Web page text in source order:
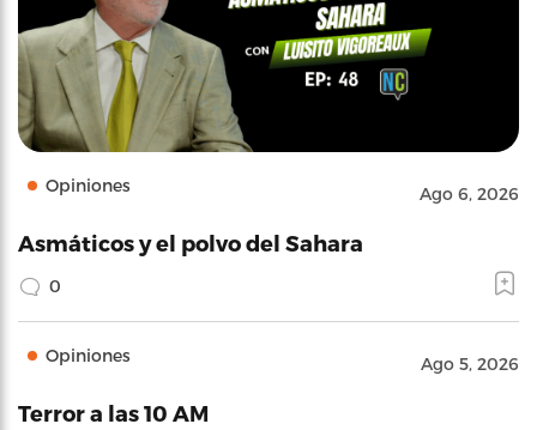
Opiniones Ago 6, 2026
Asmáticos y el polvo del Sahara
0
Opiniones Ago 5, 2026
Terror a las 10 AM